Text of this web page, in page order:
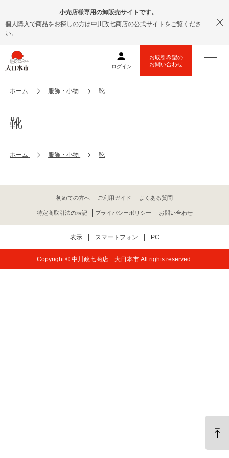
小売店様専用の卸販売サイトです。
個人購入で商品をお探しの方は中川政七商店の公式サイト をご覧くださ
い。
ホーム 服飾・小物 靴
靴
ホーム 服飾・小物 靴
初めての方へ ご利用ガイド よくある質問
特定商取引法の表記 プライバシーポリシー お問い合わせ
表示 スマートフォン PC
Copyright © 中川政七商店 大日本市 All rights reserved.